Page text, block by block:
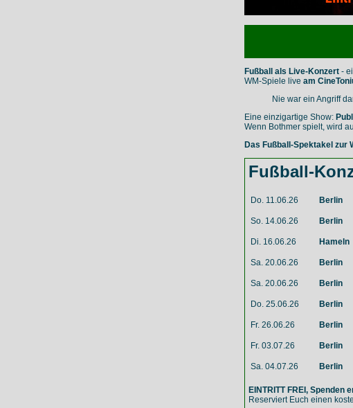
Fußball als Live-Konzert -
WM-Spiele live am
Nie war ein Angriff
Eine einzigartige Show:
Wenn Bothmer spielt, wird
Das Fußball-Spektakel zur
Fußball-
Do. 11.06.26 Berlin
So. 14.06.26 Berlin
Di. 16.06.26 Hameln
Sa. 20.06.26 Berlin
Sa. 20.06.26 Berlin
Do. 25.06.26 Berlin
Fr. 26.06.26 Berlin
Fr. 03.07.26 Berlin
Sa. 04.07.26 Berlin
EINTRITT FREI, Spenden
Reserviert Euch einen